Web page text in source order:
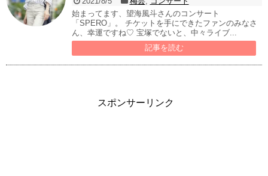
始まってます、望海風斗さんのコンサート
「SPERO」。 チケットを手にできたファンのみなさ
ん、幸運ですね♡ 宝塚でないと、中々ライブ...
記事を読む
スポンサーリンク